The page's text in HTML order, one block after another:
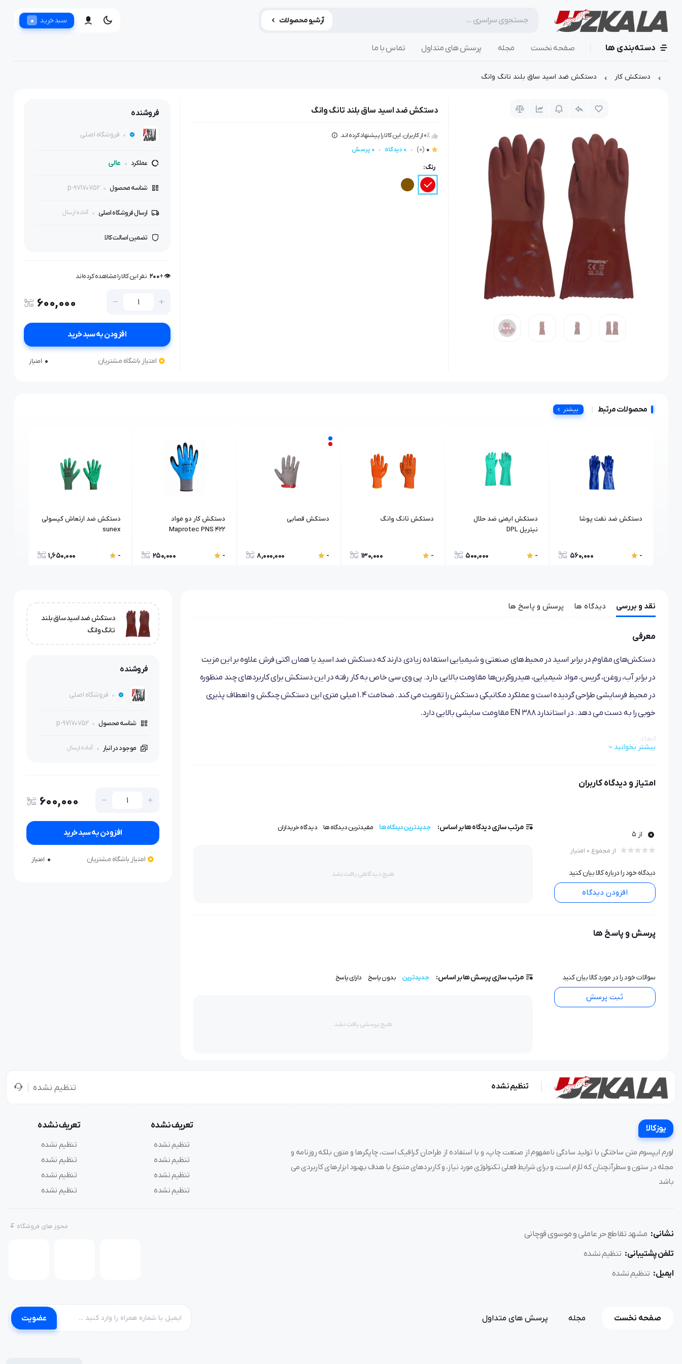
آرشیو محصولات سبد خرید 0
دسته‌بندی ها صفحه نخست مجله پرسش های متداول تماس با ما
دستکش کار دستکش ضد اسید ساق بلند تانگ وانگ
دستکش ضد اسید ساق بلند تانگ وانگ
0٪ از کاربران، این کالا را پیشنهاد کرده اند.
0
(0) 0 دیدگاه 0 پرسش
رنگ:
فروشنده
فروشگاه اصلی
عملکرد عالی
شناسه محصول p-97170752
ارسال فروشگاه اصلی آماده ارسال
تضمین اصالت کالا
👁️ +
200 نفر این کالا را مشاهده کرده‌اند
600,000
افزودن به سبد خرید
امتیاز باشگاه مشتریان 0 امتیاز
محصولات مرتبط بیشتر
دستکش ضد نفت پوشا
-
560,000
دستکش ایمنی ضد حلال
نیتریل DPL
-
500,000
دستکش تانگ وانگ
-
130,000
دستکش قصابی
-
8,000,000
دستکش کار دو مواد
Maprotec PNS 422
-
250,000
دستکش ضد ارتعاش کپسولی
sunex
-
1,650,000
نقد و بررسی دیدگاه ها پرسش و پاسخ ها
معرفی
دستکش‌های مقاوم در برابر اسید در محیط‌های صنعتی و شیمیایی استفاده زیادی دارند که دستکش ضد اسید یا همان اکتی فرش علاوه بر این مزیت
در برابر آب، روغن، گریس، مواد شیمیایی، هیدروکربن‌ها مقاومت بالایی دارد. پی وی سی خاص به کار رفته در این دستکش برای کاربرد‌های چند منظوره
در محیط فرسایشی طراحی گردیده است و عملکرد مکانیکی دستکش را تقویت می کند. ضخامت 1.4 میلی متری این دستکش چنگش و انعطاف پذیری
خوبی را به دست می دهد. در استاندارد EN 388 مقاومت سایشی بالایی دارد.
ابعاد
وزن
EN۳۸۸
جنس
L/۲۲۹-۲۵۴mm/۹-۱۰inch
بیشتر بخوانید
امتیاز و دیدگاه کاربران
0 از 5
از مجموع 0 امتیاز
دیدگاه خود را درباره کالا بیان کنید
افزودن دیدگاه
مرتب سازی دیدگاه ها بر اساس: جدیدترین دیدگاه ها مفیدترین دیدگاه ها دیدگاه خریداران
هیچ دیدگاهی یافت نشد
پرسش و پاسخ ها
سوالات خود را در مورد کالا بیان کنید
ثبت پرسش
مرتب سازی پرسش ها بر اساس: جدیدترین بدون پاسخ دارای پاسخ
هیچ پرسشی یافت نشد
دستکش ضد اسید ساق بلند
تانگ وانگ
فروشنده
فروشگاه اصلی
شناسه محصول p-97170752
موجود در انبار آماده ارسال
600,000
افزودن به سبد خرید
امتیاز باشگاه مشتریان 0 امتیاز
تنظیم نشده تنظیم نشده
یوزکالا
لورم ایپسوم متن ساختگی با تولید سادگی نامفهوم از صنعت چاپ، و با استفاده از طراحان گرافیک است، چاپگرها و متون بلکه روزنامه و
مجله در ستون و سطرآنچنان که لازم است، و برای شرایط فعلی تکنولوژی مورد نیاز، و کاربردهای متنوع با هدف بهبود ابزارهای کاربردی می
باشد
تعریف نشده
تنظیم نشده
تنظیم نشده
تنظیم نشده
تنظیم نشده
تعریف نشده
تنظیم نشده
تنظیم نشده
تنظیم نشده
تنظیم نشده
نشانی: مشهد تقاطع حر عاملی و موسوی قوچانی
تلفن پشتیبانی: تنظیم نشده
ایمیل: تنظیم نشده
مجوز های فروشگاه
صفحه نخست مجله پرسش های متداول عضویت